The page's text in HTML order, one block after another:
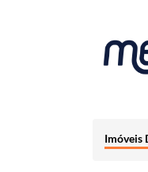
6 razões para investir
Imóveis